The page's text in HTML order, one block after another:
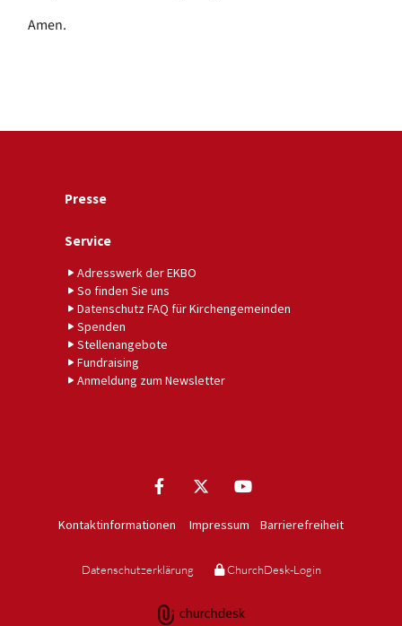
Amen.
Presse
Service
Adresswerk der EKBO
So finden Sie uns
Datenschutz FAQ für Kirchengemeinden
Spenden
Stellenangebote
Fundraising
Anmeldung zum Newsletter
Kontaktinformationen Impressum Barrierefreiheit
Datenschutzerklärung ChurchDesk-Login